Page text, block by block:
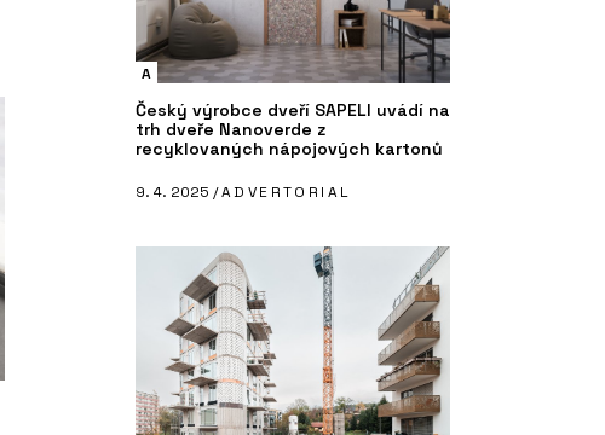
A
Český výrobce dveří SAPELI uvádí na
trh dveře Nanoverde z
recyklovaných nápojových kartonů
9. 4. 2025 /ADVERTORIAL